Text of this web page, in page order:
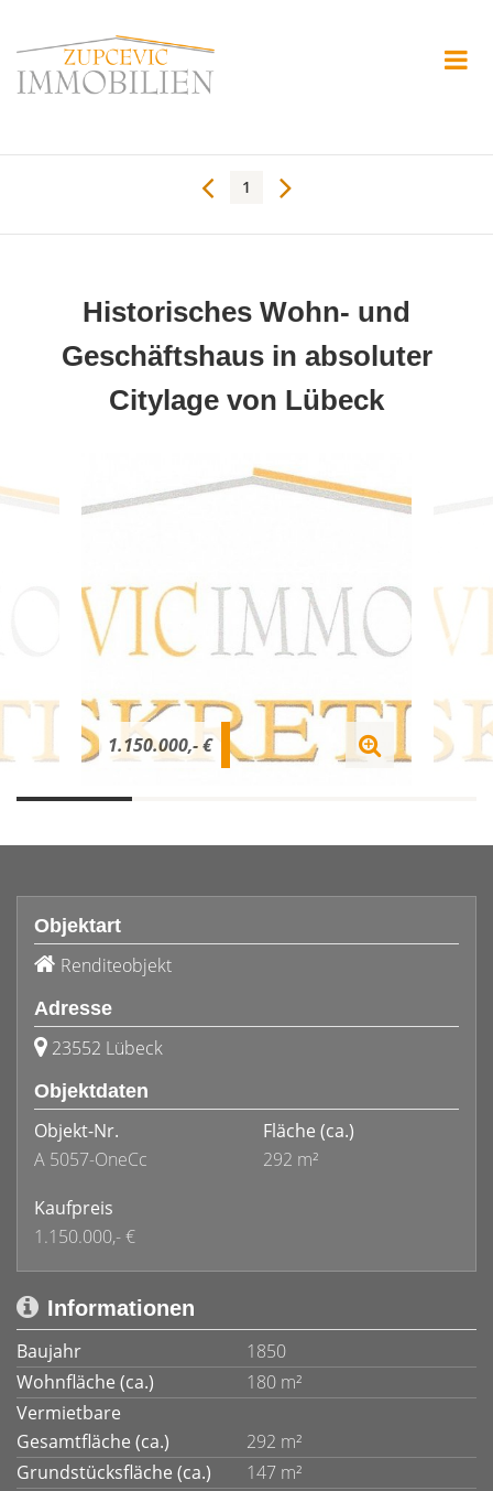
1
Historisches Wohn- und
Geschäftshaus in absoluter
Citylage von Lübeck
1.150.000,- €
Objektart
Renditeobjekt
Adresse
23552 Lübeck
Objektdaten
Objekt-Nr.
A 5057-OneCc
Fläche (ca.)
292 m²
Kaufpreis
1.150.000,- €
Informationen
Baujahr
1850
Wohnfläche (ca.)
180 m²
Vermietbare
Gesamtfläche (ca.)
292 m²
Grundstücksfläche (ca.)
147 m²